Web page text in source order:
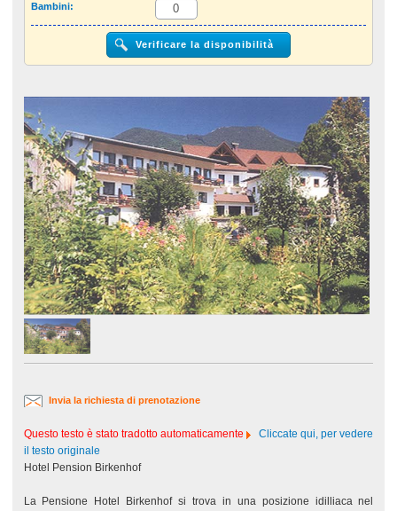
Altro paese
Bambini:
Invia la richiesta di prenotazione
Questo testo è stato tradotto automaticamente
Cliccate qui, per vedere
il testo originale
Hotel Pension Birkenhof
La Pensione Hotel Birkenhof si trova in una posizione idilliaca nel